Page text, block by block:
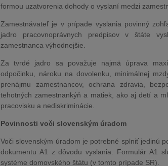
formou uzatvorenia dohody o vyslaní medzi
Zamestnávateľ je v prípade vyslania povinný
jadro pracovnoprávnych predpisov v štáte
zamestnanca výhodnejšie.
Za tvrdé jadro sa považuje najmä úprava
odpočinku, nároku na dovolenku, minimálnej
prenájmu zamestnancov, ochrana zdravia,
tehotných zamestnankýň a matiek, ako aj detí a
pracovisku a nediskriminácie.
Povinnosti voči slovenským úradom
Voči slovenským úradom je potrebné splniť jedinú
dokumentu A1 z dôvodu vyslania. Formulár A1
systéme domovského štátu (v tomto prípade SR).